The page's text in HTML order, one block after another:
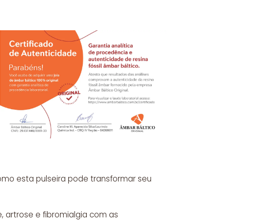
esta pulseira pode transformar seu
artrose e fibromialgia com as